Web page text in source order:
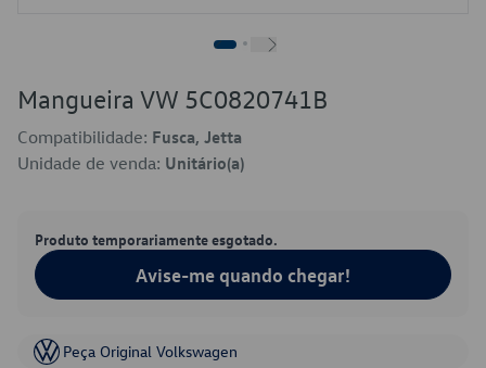
Mangueira VW 5C0820741B
Compatibilidade: Fusca, Jetta
Unidade de venda: Unitário(a)
Produto temporariamente esgotado.
Avise-me quando chegar!
Peça Original Volkswagen